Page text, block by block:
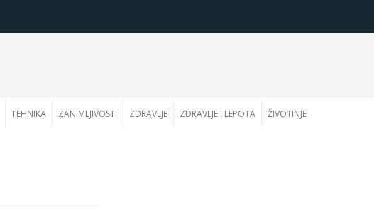
TEHNIKA ZANIMLJIVOSTI ZDRAVLJE ZDRAVLJE I LEPOTA ŽIVOTINJE